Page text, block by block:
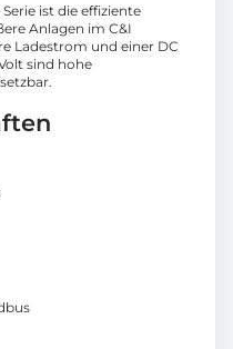
Serie ist die effiziente
Anlagen im C&I
Ladestrom und einer DC
sind hohe